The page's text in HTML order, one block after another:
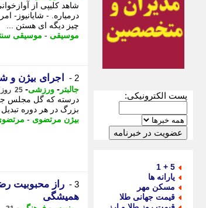
پست الکترونیکی:
5 + 1
یارانه ها
مسکن مهر
قیمت جهانی طلا
شاهد کلیپی از
درمیاره. -
چیز دیگه ای هستن ...
موسیقی - موسیقی
2 - اجرای بیژن و
جالبتر - ورزشی- 25 روز پیش - سه شنبه 23 تیر 1405، 18:37
درسته که گل مجلس
بزرگ در هر دوره
بیژن مرتضوی -
3 -
راز محبوبیت
همیشگی